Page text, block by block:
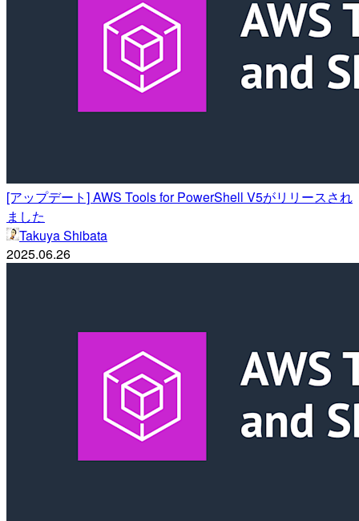
[アップデート] AWS Tools for PowerShell V5がリリースされ
ました
Takuya Shibata
2025.06.26